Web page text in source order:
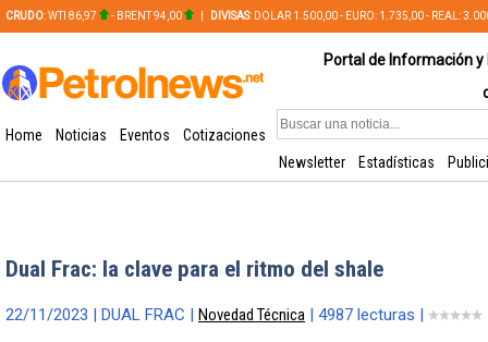
CRUDO: WTI 86,97 - BRENT 94,00 DIVISAS: DOLAR 1.500,00 - EURO: 1.735,00 - REAL:
Portal de Información
Home Noticias Eventos
Cotizaciones
Newsletter
Estadísticas
Dual Frac: la clave para el ritmo del shale
22/11/2023 | DUAL FRAC | Novedad Técnica | 4987 lecturas |